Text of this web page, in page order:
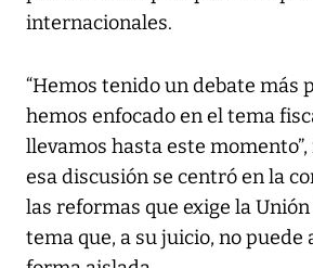
internacionales.
“Hemos tenido un debate más
hemos enfocado en el tema
llevamos hasta este
esa discusión se centró en la
las reformas que exige la
tema que, a su juicio, no puede